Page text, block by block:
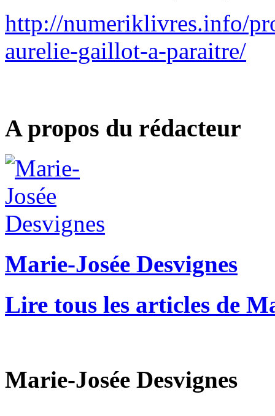
http://numeriklivres.info/
aurelie-gaillot-a-paraitre/
A propos du rédacteur
Marie-Josée Desvignes
Lire tous les articles de
Marie-Josée Desvignes